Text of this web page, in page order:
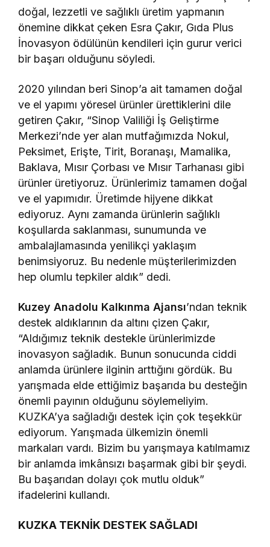
doğal, lezzetli ve sağlıklı üretim yapmanın
önemine dikkat çeken Esra Çakır, Gıda Plus
İnovasyon ödülünün kendileri için gurur verici
bir başarı olduğunu söyledi.
2020 yılından beri Sinop’a ait tamamen doğal
ve el yapımı yöresel ürünler ürettiklerini dile
getiren Çakır, “Sinop Valiliği İş Geliştirme
Merkezi’nde yer alan mutfağımızda Nokul,
Peksimet, Erişte, Tirit, Boranaşı, Mamalika,
Baklava, Mısır Çorbası ve Mısır Tarhanası gibi
ürünler üretiyoruz. Ürünlerimiz tamamen doğal
ve el yapımıdır. Üretimde hijyene dikkat
ediyoruz. Aynı zamanda ürünlerin sağlıklı
koşullarda saklanması, sunumunda ve
ambalajlamasında yenilikçi yaklaşım
benimsiyoruz. Bu nedenle müşterilerimizden
hep olumlu tepkiler aldık” dedi.
Kuzey Anadolu Kalkınma Ajansı’ndan teknik
destek aldıklarının da altını çizen Çakır,
“Aldığımız teknik destekle ürünlerimizde
inovasyon sağladık. Bunun sonucunda ciddi
anlamda ürünlere ilginin arttığını gördük. Bu
yarışmada elde ettiğimiz başarıda bu desteğin
önemli payının olduğunu söylemeliyim.
KUZKA’ya sağladığı destek için çok teşekkür
ediyorum. Yarışmada ülkemizin önemli
markaları vardı. Bizim bu yarışmaya katılmamız
bir anlamda imkânsızı başarmak gibi bir şeydi.
Bu başarıdan dolayı çok mutlu olduk”
ifadelerini kullandı.
KUZKA TEKNİK DESTEK SAĞLADI